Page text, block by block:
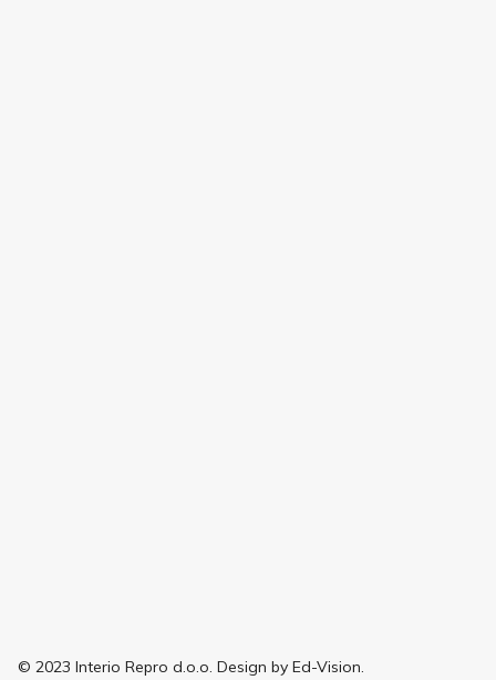
© 2023 Interio Repro d.o.o. Design by Ed-Vision.